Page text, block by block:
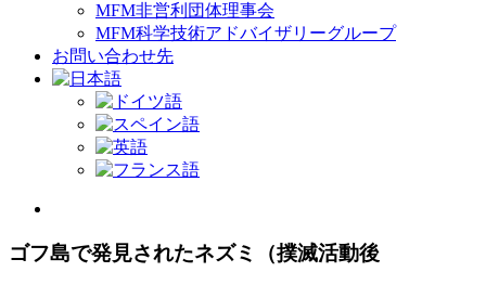
MFM非営利団体理事会
MFM科学技術アドバイザリーグループ
お問い合わせ先
Image
ゴフ島で発見されたネズミ（撲滅活動後